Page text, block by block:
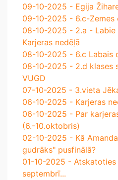
09-10-2025 - Egija
09-10-2025 - 6.c-Zemes
08-10-2025 - 2.a -
Karjeras nedēļā
08-10-2025 - 6.c Labais
08-10-2025 - 2.d klases
VUGD
07-10-2025 - 3.vieta
06-10-2025 - Karjeras
06-10-2025 - Par
(6.-10.oktobris)
02-10-2025 - Kā
gudrāks" pusfinālā?
01-10-2025 -
septembrī...